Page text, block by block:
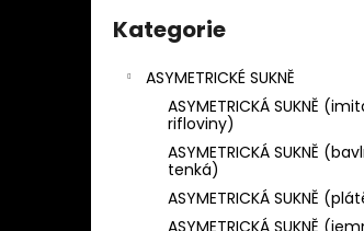
Přeskočit
kategorie
Kategorie
ASYMETRICKÉ SUKNĚ
ASYMETRICKÁ SUKNĚ
rifloviny)
ASYMETRICKÁ SUKNĚ
tenká)
ASYMETRICKÁ SUKNĚ
ASYMETRICKÁ SUKNĚ